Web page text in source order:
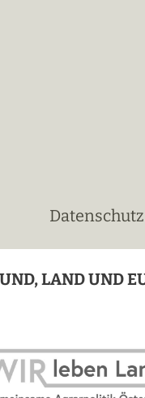
Datenschutz
LAND UND